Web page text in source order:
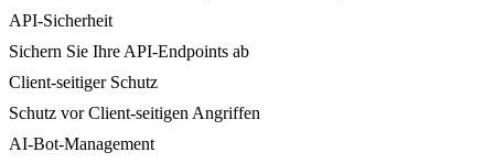
API-Sicherheit
Sichern Sie Ihre API-Endpoints ab
Client-seitiger Schutz
Schutz vor Client-seitigen Angriffen
AI-Bot-Management